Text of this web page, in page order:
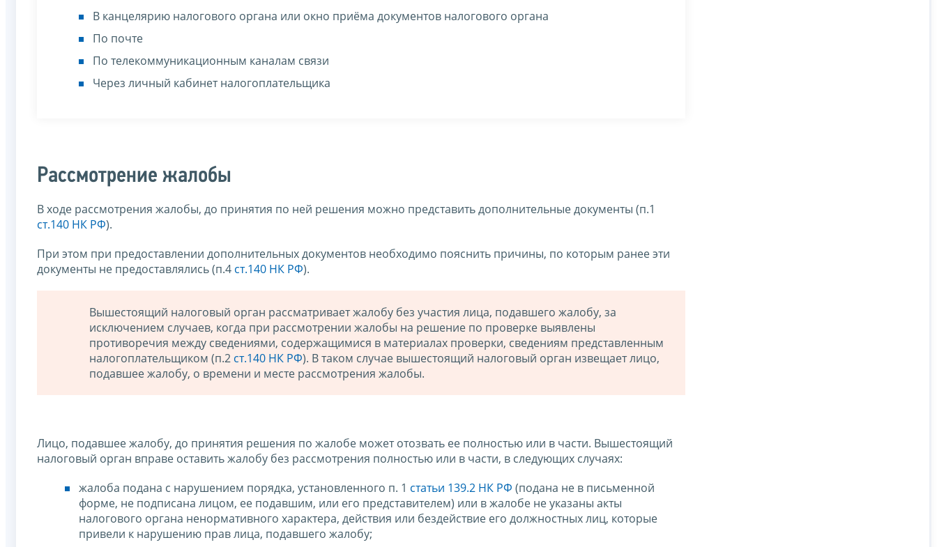
В канцелярию налогового органа или окно приёма документов налогового органа
По почте
По телекоммуникационным каналам связи
Через личный кабинет налогоплательщика
Рассмотрение жалобы
В ходе рассмотрения жалобы, до принятия по ней решения можно представить дополнительные документы (п.1
ст.140 НК РФ).
При этом при предоставлении дополнительных документов необходимо пояснить причины, по которым ранее эти
документы не предоставлялись (п.4 ст.140 НК РФ).
Вышестоящий налоговый орган рассматривает жалобу без участия лица, подавшего жалобу, за
исключением случаев, когда при рассмотрении жалобы на решение по проверке выявлены
противоречия между сведениями, содержащимися в материалах проверки, сведениям представленным
налогоплательщиком (п.2 ст.140 НК РФ). В таком случае вышестоящий налоговый орган извещает лицо,
подавшее жалобу, о времени и месте рассмотрения жалобы.
Лицо, подавшее жалобу, до принятия решения по жалобе может отозвать ее полностью или в части. Вышестоящий
налоговый орган вправе оставить жалобу без рассмотрения полностью или в части, в следующих случаях:
жалоба подана с нарушением порядка, установленного п. 1 статьи 139.2 НК РФ (подана не в письменной
форме, не подписана лицом, ее подавшим, или его представителем) или в жалобе не указаны акты
налогового органа ненормативного характера, действия или бездействие его должностных лиц, которые
привели к нарушению прав лица, подавшего жалобу;